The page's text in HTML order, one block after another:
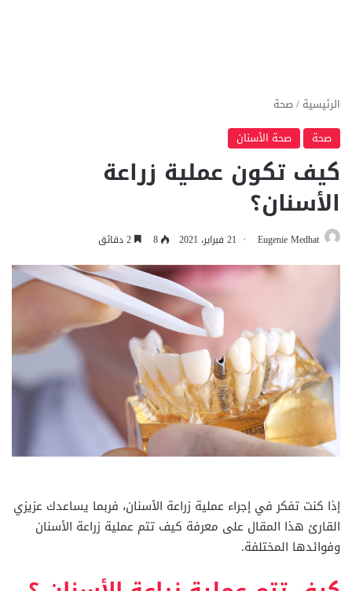
الرئيسية /صحة
صحة
صحة الأسنان
كيف تكون عملية زراعة
الأسنان؟
Eugenie Medhat 21 فبراير، 2021 8
إذا كنت تفكر في إجراء عملية زراعة الأسنان، فربما يساعدك عزيزي
القارئ هذا المقال على معرفة كيف تتم عملية زراعة الأسنان
وفوائدها المختلفة.